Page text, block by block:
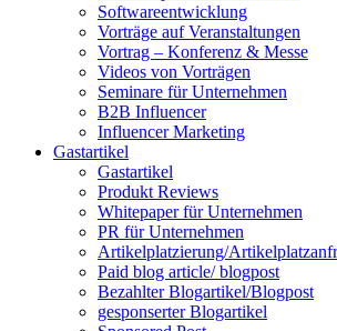
Softwareentwicklung
Vorträge auf Veranstaltungen
Vortrag – Konferenz & Messe
Videos von Vorträgen
Seminare für Unternehmen
B2B Influencer
Influencer Marketing
Gastartikel
Gastartikel
Produkt Reviews
Whitepaper für Unternehmen
PR für Unternehmen
Artikelplatzierung/
Paid blog article/ blogpost
Bezahlter Blogartikel/Blogpost
gesponserter Blogartikel